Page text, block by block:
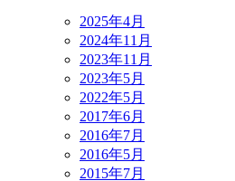
2025年4月
2024年11月
2023年11月
2023年5月
2022年5月
2017年6月
2016年7月
2016年5月
2015年7月